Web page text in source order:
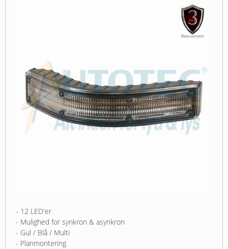
- 12 LED'er
- Mulighed for synkron & asynkron
- Gul / Blå / Multi
- Planmontering